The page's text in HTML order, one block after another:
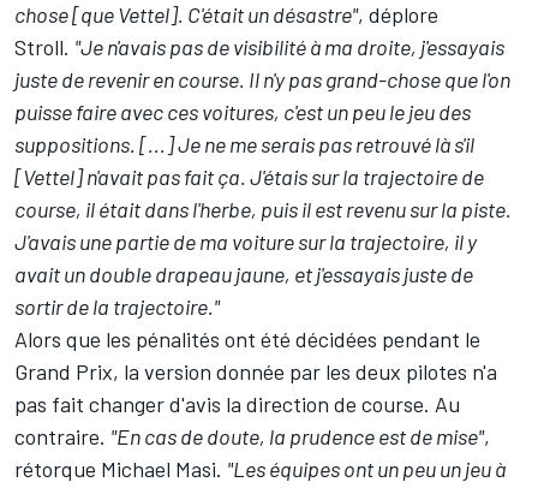
chose [que Vettel]. C'était un désastre", déplore
Stroll. "Je n'avais pas de visibilité à ma droite, j'essayais
juste de revenir en course. Il n'y pas grand-chose que l'on
puisse faire avec ces voitures, c'est un peu le jeu des
suppositions. [...]Je ne me serais pas retrouvé là s'il
[Vettel] n'avait pas fait ça. J'étais sur la trajectoire de
course, il était dans l'herbe, puis il est revenu sur la piste.
J'avais une partie de ma voiture sur la trajectoire, il y
avait un double drapeau jaune, et j'essayais juste de
sortir de la trajectoire."
Alors que les pénalités ont été décidées pendant le
Grand Prix, la version donnée par les deux pilotes n'a
pas fait changer d'avis la direction de course. Au
contraire. "En cas de doute, la prudence est de mise",
rétorque Michael Masi. "Les équipes ont un peu un jeu à